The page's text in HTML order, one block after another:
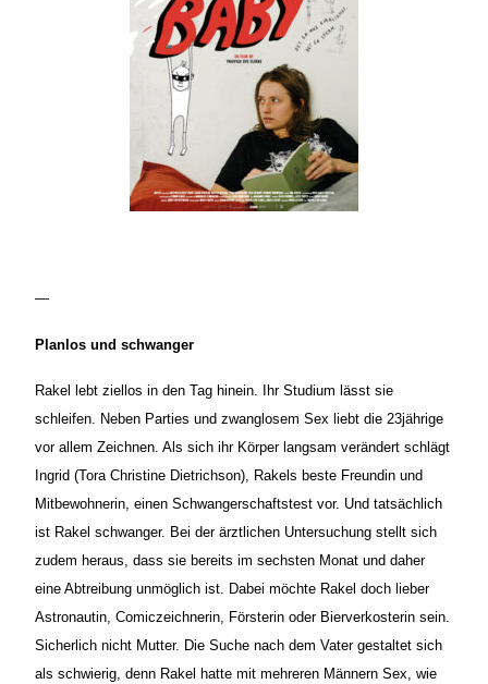
—
Planlos und schwanger
Rakel lebt ziellos in den Tag hinein. Ihr Studium lässt sie
schleifen. Neben Parties und zwanglosem Sex liebt die 23jährige
vor allem Zeichnen. Als sich ihr Körper langsam verändert schlägt
Ingrid (Tora Christine Dietrichson), Rakels beste Freundin und
Mitbewohnerin, einen Schwangerschaftstest vor. Und tatsächlich
ist Rakel schwanger. Bei der ärztlichen Untersuchung stellt sich
zudem heraus, dass sie bereits im sechsten Monat und daher
eine Abtreibung unmöglich ist. Dabei möchte Rakel doch lieber
Astronautin, Comiczeichnerin, Försterin oder Bierverkosterin sein.
Sicherlich nicht Mutter. Die Suche nach dem Vater gestaltet sich
als schwierig, denn Rakel hatte mit mehreren Männern Sex, wie